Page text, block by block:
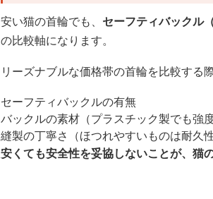
安い猫の首輪でも、 セーフティバックル
の比較軸になります。
リーズナブルな価格帯の首輪を比較する
セーフティバックルの有無
バックルの素材（プラスチック製でも強
縫製の丁寧さ（ほつれやすいものは耐久
安くても安全性を妥協しないことが、猫